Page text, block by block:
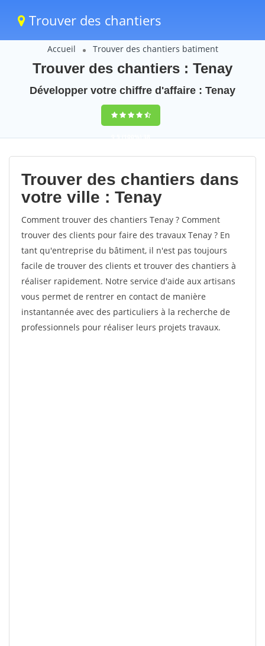
Trouver des chantiers
Accueil Trouver des chantiers batiment
Trouver des chantiers : Tenay
Développer votre chiffre d'affaire : Tenay
9,5(100%)38
votes
Trouver des chantiers dans
votre ville : Tenay
Comment trouver des chantiers Tenay ? Comment
trouver des clients pour faire des travaux Tenay ? En
tant qu'entreprise du bâtiment, il n'est pas toujours
facile de trouver des clients et trouver des chantiers à
réaliser rapidement. Notre service d'aide aux artisans
vous permet de rentrer en contact de manière
instantannée avec des particuliers à la recherche de
professionnels pour réaliser leurs projets travaux.